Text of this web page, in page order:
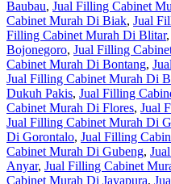
Baubau, Jual Filling Cabinet
Cabinet Murah Di Biak, Jual
Filling Cabinet Murah Di Blitar,
Bojonegoro, Jual Filling
Cabinet Murah Di Bontang,
Jual Filling Cabinet Murah Di
Dukuh Pakis, Jual Filling
Cabinet Murah Di Flores, Jual
Jual Filling Cabinet Murah Di
Di Gorontalo, Jual Filling
Cabinet Murah Di Gubeng,
Anyar, Jual Filling Cabinet
Cabinet Murah Di Jayapura,